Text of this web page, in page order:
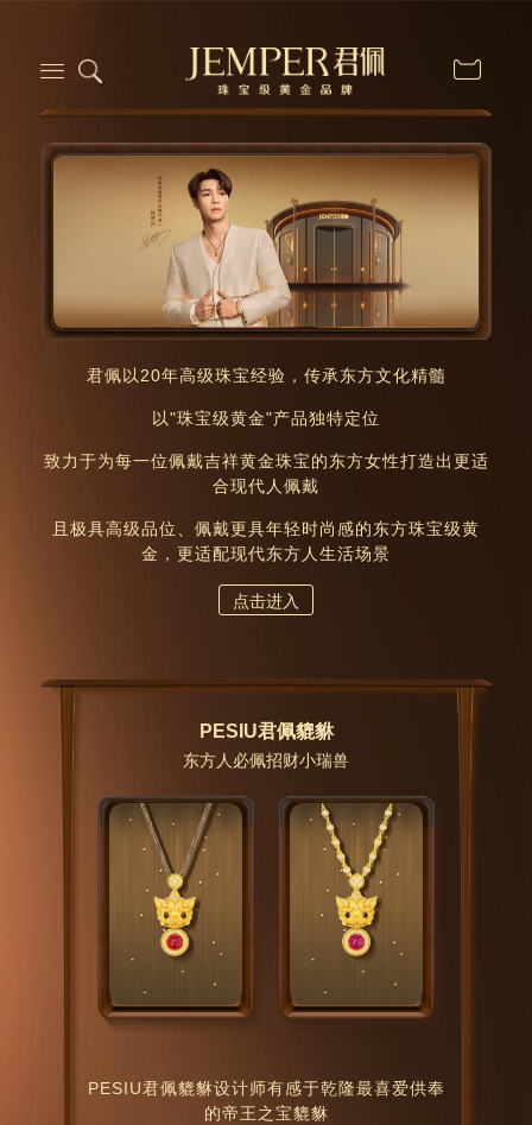
君佩以20年高级珠宝经验，传承东方文化精髓
以"珠宝级黄金"产品独特定位
致力于为每一位佩戴吉祥黄金珠宝的东方女性打造出更适
合现代人佩戴
且极具高级品位、佩戴更具年轻时尚感的东方珠宝级黄
金，更适配现代东方人生活场景
点击进入
PESIU君佩貔貅
东方人必佩招财小瑞兽
PESIU君佩貔貅设计师有感于乾隆最喜爱供奉
的帝王之宝貔貅